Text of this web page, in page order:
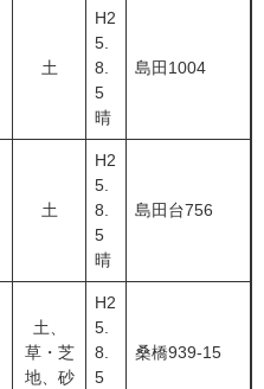
土
H2
5.
8.
5
晴
島田1004
土
H2
5.
8.
5
晴
島田台756
土、
草・芝
地、砂
H2
5.
8.
5
桑橋939-15